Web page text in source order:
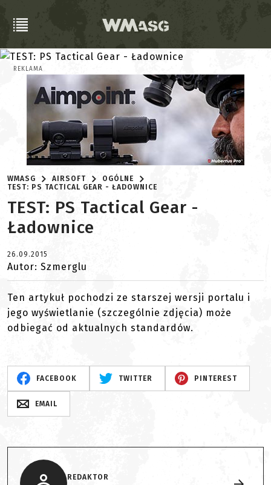
REKLAMA
WMASG AIRSOFT
OGÓLNE
TEST: PS TACTICAL GEAR - ŁADOWNICE
TEST: PS Tactical Gear -
Ładownice
26.09.2015
Autor: Szmerglu
Ten artykuł pochodzi ze starszej wersji portalu i
jego wyświetlanie (szczególnie zdjęcia) może
odbiegać od aktualnych standardów.
FACEBOOK TWITTER PINTEREST
EMAIL
REDAKTOR